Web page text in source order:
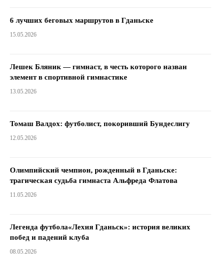
6 лучших беговых маршрутов в Гданьске
15.05.2026
Лешек Бляник — гимнаст, в честь которого назван
элемент в спортивной гимнастике
13.05.2026
Томаш Валдох: футболист, покоривший Бундеслигу
12.05.2026
Олимпийский чемпион, рожденный в Гданьске:
трагическая судьба гимнаста Альфреда Флатова
11.05.2026
Легенда футбола«Лехия Гданьск»: история великих
побед и падений клуба
08.05.2026